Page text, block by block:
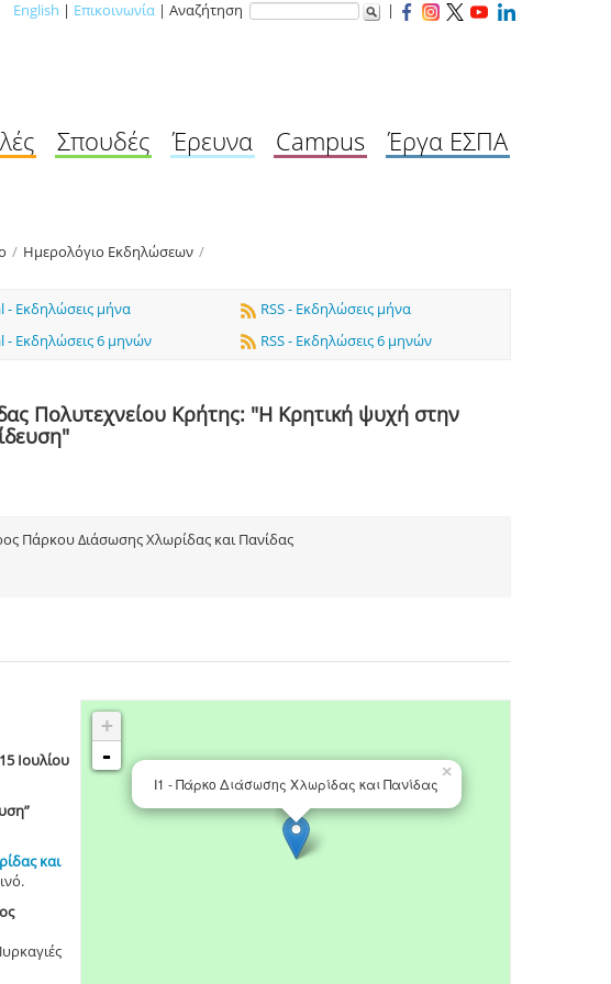
English | Επικοινωνία | Αναζήτηση |
Σπουδές Έρευνα Campus Έργα ΕΣΠΑ
/ Ημερολόγιο Εκδηλώσεων /
- Εκδηλώσεις μήνα
- Εκδηλώσεις 6 μηνών
RSS - Εκδηλώσεις μήνα
RSS - Εκδηλώσεις 6 μηνών
Πολυτεχνείου Κρήτης: "Η Κρητική ψυχή στην
Πάρκου Διάσωσης Χλωρίδας και Πανίδας
×
Ι1 - Πάρκο Διάσωσης Χλωρίδας και Πανίδας
+
-
Ιουλίου
και